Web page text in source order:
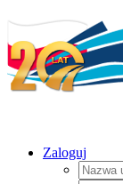
Zaloguj